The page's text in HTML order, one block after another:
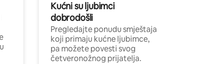
Kućni su ljubimci
dobrodošli
Pregledajte ponudu smještaja
koji primaju kućne ljubimce,
pa možete povesti svog
četveronožnog prijatelja.